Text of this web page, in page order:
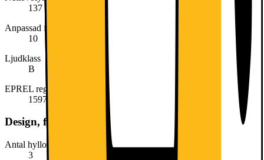
137
Anpassad för (lägsta temperatur)
10
Ljudklass
B
EPREL registreringsnummer
1597336
Design, form och placering
Antal hyllor i kylskåp
3